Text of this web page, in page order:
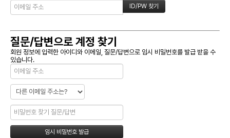
질문/답변으로 계정 찾기
회원 정보에 입력한 아이디와 이메일, 질문/답변으로 임시 비밀번호를 발급 받을 수
있습니다.